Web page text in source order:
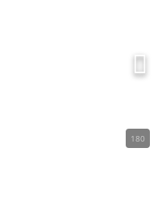
180